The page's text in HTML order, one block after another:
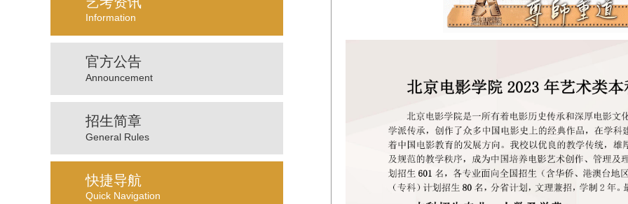
Information
官方公告
Announcement
招生简章
General Rules
快捷导航
Quick Navigation